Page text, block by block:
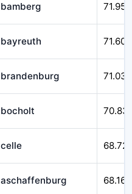
bamberg 71.952
bayreuth 71.601
brandenburg 71.032
bocholt
celle 68.721
aschaffenburg 68.167